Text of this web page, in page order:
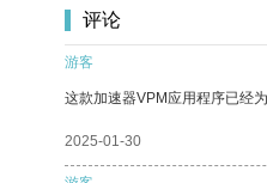
评论
游客
这款加速器VPM应用程序已经
2025-01-30